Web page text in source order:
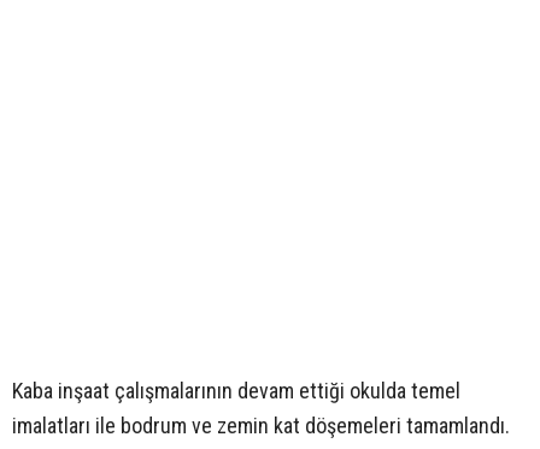
Kaba inşaat çalışmalarının devam ettiği okulda temel
imalatları ile bodrum ve zemin kat döşemeleri tamamlandı.